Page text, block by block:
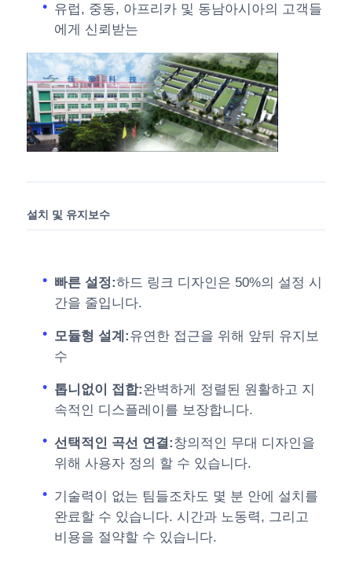
유럽, 중동, 아프리카 및 동남아시아의 고객들
에게 신뢰받는
설치 및 유지보수
빠른 설정:하드 링크 디자인은 50%의 설정 시
간을 줄입니다.
모듈형 설계:유연한 접근을 위해 앞뒤 유지보
수
톱니없이 접합:완벽하게 정렬된 원활하고 지
속적인 디스플레이를 보장합니다.
선택적인 곡선 연결:창의적인 무대 디자인을
위해 사용자 정의 할 수 있습니다.
기술력이 없는 팀들조차도 몇 분 안에 설치를
완료할 수 있습니다. 시간과 노동력, 그리고
비용을 절약할 수 있습니다.